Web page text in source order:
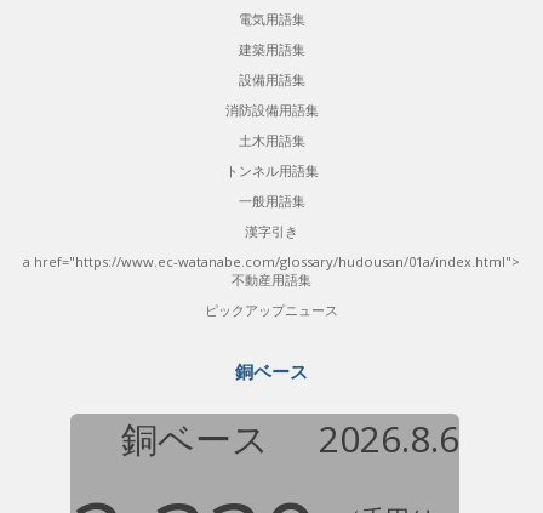
電気用語集
建築用語集
設備用語集
消防設備用語集
土木用語集
トンネル用語集
一般用語集
漢字引き
a href="https://www.ec-watanabe.com/glossary/hudousan/01a/index.html">
不動産用語集
ピックアップニュース
銅ベース
銅ベース 2026.8.6